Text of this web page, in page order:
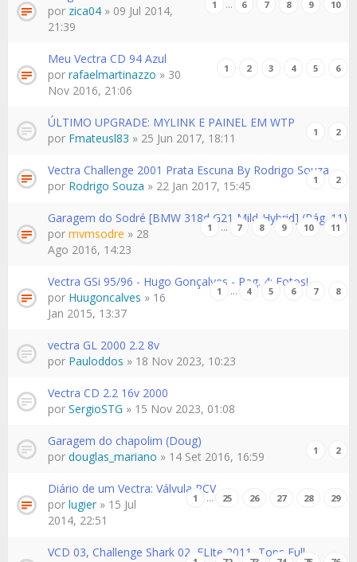
1 … 6 7 8 9 10
por zica04 » 09 Jul 2014,
21:39
Meu Vectra CD 94 Azul
1 2 3 4 5 6
por rafaelmartinazzo » 30
Nov 2016, 21:06
ÚLTIMO UPGRADE: MYLINK E PAINEL EM WTP
1 2
por Fmateusl83 » 25 Jun 2017, 18:11
Vectra Challenge 2001 Prata Escuna By Rodrigo Souza
1 2
por Rodrigo Souza » 22 Jan 2017, 15:45
Garagem do Sodré [BMW 318d G21 Mild-Hybrid] (Pág. 11)
1 … 7 8 9 10 11
por mvmsodre » 28
Ago 2016, 14:23
Vectra GSi 95/96 - Hugo Gonçalves - Pag. 4: Fotos!
1 … 4 5 6 7 8
por Huugoncalves » 16
Jan 2015, 13:37
vectra GL 2000 2.2 8v
por Pauloddos » 18 Nov 2023, 10:23
Vectra CD 2.2 16v 2000
por SergioSTG » 15 Nov 2023, 01:08
Garagem do chapolim (Doug)
1 2
por douglas_mariano » 14 Set 2016, 16:59
Diário de um Vectra: Válvula PCV
1 … 25 26 27 28 29
por lugier » 15 Jul
2014, 22:51
VCD 03, Challenge Shark 02, ELIte 2011, Tops Full